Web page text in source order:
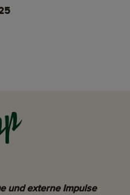
und externe Impulse